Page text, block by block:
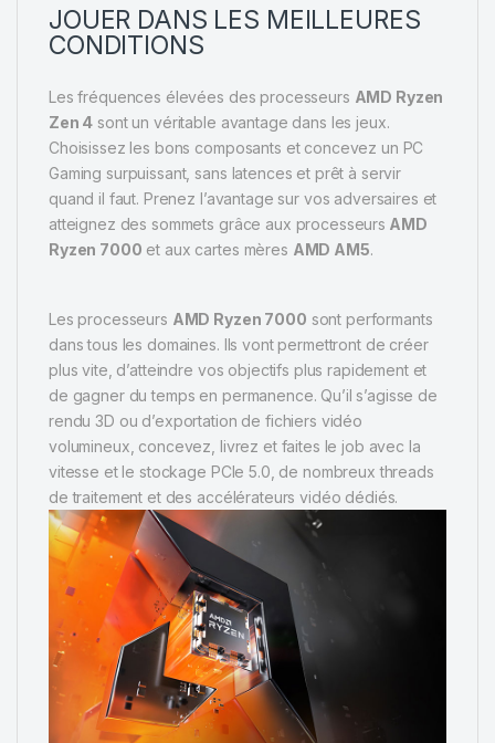
JOUER DANS LES MEILLEURES
CONDITIONS
Les fréquences élevées des processeurs AMD Ryzen
Zen 4 sont un véritable avantage dans les jeux.
Choisissez les bons composants et concevez un PC
Gaming surpuissant, sans latences et prêt à servir
quand il faut. Prenez l’avantage sur vos adversaires et
atteignez des sommets grâce aux processeurs AMD
Ryzen 7000 et aux cartes mères AMD AM5.
Les processeurs AMD Ryzen 7000 sont performants
dans tous les domaines. Ils vont permettront de créer
plus vite, d’atteindre vos objectifs plus rapidement et
de gagner du temps en permanence. Qu’il s’agisse de
rendu 3D ou d’exportation de fichiers vidéo
volumineux, concevez, livrez et faites le job avec la
vitesse et le stockage PCIe 5.0, de nombreux threads
de traitement et des accélérateurs vidéo dédiés.